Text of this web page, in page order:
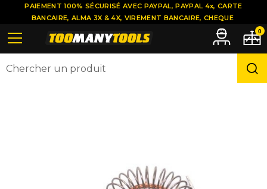
PAIEMENT 100% SÉCURISÉ AVEC PAYPAL, PAYPAL 4x, CARTE
BANCAIRE, ALMA 3X & 4X, VIREMENT BANCAIRE, CHEQUE
0